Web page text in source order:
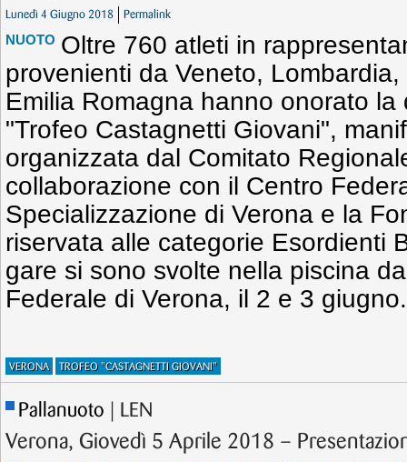
Lunedì 4 Giugno 2018 Permalink
NUOTO Oltre 760 atleti in
provenienti da Veneto,
Emilia Romagna hanno onorato
"Trofeo Castagnetti Giovani",
organizzata dal Comitato
collaborazione con il Centro
Specializzazione di Verona e la
riservata alle categorie Esordienti
gare si sono svolte nella piscina
Federale di Verona, il 2 e 3 giugno.
VERONA TROFEO "CASTAGNETTI GIOVANI"
Pallanuoto | LEN
Verona, Giovedì 5 Aprile 2018 –